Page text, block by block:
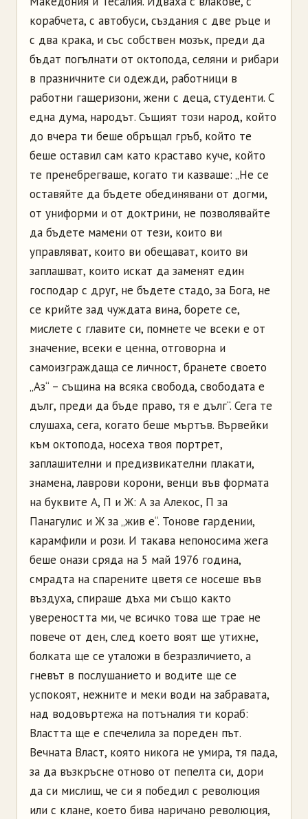
корабчета, с автобуси, създания с две ръце и
с два крака, и със собствен мозък, преди да
бъдат погълнати от октопода, селяни и рибари
в празничните си одежди, работници в
работни гащеризони, жени с деца, студенти. С
една дума, народът. Същият този народ, който
до вчера ти беше обръщал гръб, който те
беше оставил сам като краставо куче, който
те пренебрегваше, когато ти казваше: „Не се
оставяйте да бъдете обединявани от догми,
от униформи и от доктрини, не позволявайте
да бъдете мамени от тези, които ви
управляват, които ви обещават, които ви
заплашват, които искат да заменят един
господар с друг, не бъдете стадо, за Бога, не
се крийте зад чуждата вина, борете се,
мислете с главите си, помнете че всеки е от
значение, всеки е ценна, отговорна и
самоизграждаща се личност, бранете своето
„Аз“ – същина на всяка свобода, свободата е
дълг, преди да бъде право, тя е дълг“. Сега те
слушаха, сега, когато беше мъртъв. Вървейки
към октопода, носеха твоя портрет,
заплашителни и предизвикателни плакати,
знамена, лаврови корони, венци във формата
на буквите А, П и Ж: А за Алекос, П за
Панагулис и Ж за „жив е“. Тонове гардении,
карамфили и рози. И такава непоносима жега
беше онази сряда на 5 май 1976 година,
смрадта на спарените цветя се носеше във
въздуха, спираше дъха ми също както
увереността ми, че всичко това ще трае не
повече от ден, след което воят ще утихне,
болката ще се уталожи в безразличието, а
гневът в послушанието и водите ще се
успокоят, нежните и меки води на забравата,
над водовъртежа на потъналия ти кораб:
Властта ще е спечелила за пореден път.
Вечната Власт, която никога не умира, тя пада,
за да възкръсне отново от пепелта си, дори
да си мислиш, че си я победил с революция
или с клане, което бива наричано революция,